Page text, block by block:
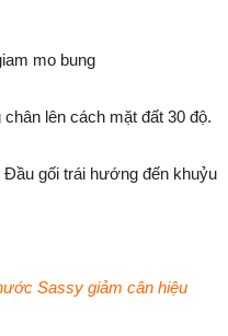
lên cách mặt đất 30 độ.
gối trái hướng đến khuỷu
Sassy giảm cân hiệu